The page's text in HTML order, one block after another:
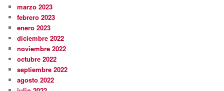
marzo 2023
febrero 2023
enero 2023
diciembre 2022
noviembre 2022
octubre 2022
septiembre 2022
agosto 2022